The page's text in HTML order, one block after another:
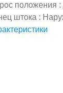
положения :
штока :